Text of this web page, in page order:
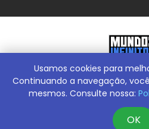
Mundos Infinitos - Publicações
Publicações e Assinaturas Ltda.
Conheça nossa Loja Física:Rua
Usamos cookies para
Continuando a navegação,
mesmos. Consulte nossa:
OK